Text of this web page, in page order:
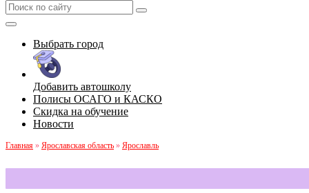
Выбрать город
Добавить автошколу
Полисы ОСАГО и КАСКО
Скидка на обучение
Новости
Главная » Ярославская область » Ярославль